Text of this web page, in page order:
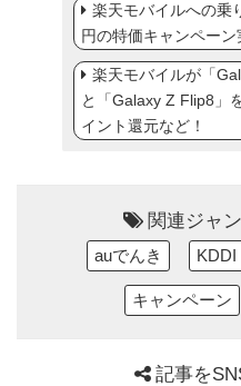
楽天モバイルへの乗
円の特価キャンペーン
楽天モバイルが「
と「Galaxy Z Flip8」
イント還元など！
関連ジャ
auでんき KDDI
キャンペーン
記事を